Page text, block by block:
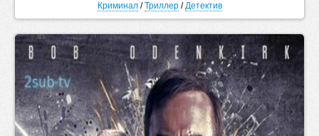
Криминал/Триллер/Детектив